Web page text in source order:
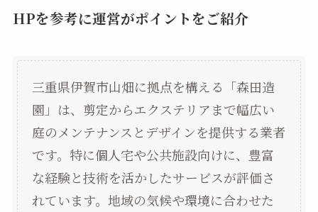
HPを参考に運営がポイントをご紹介
三重県伊賀市山畑に拠点を構える「森田造
園」は、剪定からエクステリアまで幅広い
庭のメンテナンスとデザインを提供する業者
です。特に個人宅や公共施設向けに、豊富
な経験と技術を活かしたサービスが評価さ
れています。地域の気候や環境に合わせた